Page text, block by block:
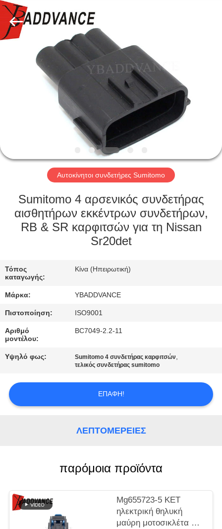
ΠΡΟΪΌΝΤΑ
ΠΕΡΊΠΟΥ
ΓΎΡΟΣ
ΕΡΓΟΣΤΑΣΊΩΝ
ΠΟΙΟΤΙΚΌΣ
ΈΛΕΓΧΟΣ
ΕΛΆΤΕ
ΣΕ
ΕΠΑΦΉ
ΖΗΤΉΣΤΕ
ΑΠΌΣΠΑΣΜΑ
ΑΠΟΡΡΉΤΟΥ
YingBao
Auto
Parts
Co.,Ltd.
Rights
Reserved.
Αυτοκίνητοι συνδετήρες Sumitomo
Sumitomo 4 αρσενικός συνδετήρας
αισθητήρων εκκέντρων συνδετήρων,
RB & SR καρφιτσών για τη Nissan
Sr20det
Τόπος
καταγωγής:
Κίνα (Ηπειρωτική)
Μάρκα: YBADDVANCE
Πιστοποίηση: ISO9001
Αριθμό
μοντέλου:
BC7049-2.2-11
Υψηλό φως: Sumitomo 4 συνδετήρας καρφιτσών,
τελικός συνδετήρας sumitomo
ΕΠΑΦΉ!
ΛΕΠΤΟΜΈΡΕΙΕΣ
παρόμοια προϊόντα
Mg655723-5 KET
ηλεκτρική θηλυκή
μαύρη μοτοσικλέτα 10